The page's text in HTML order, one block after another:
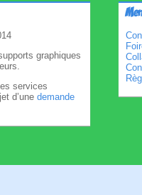
graphiques
services
d’une demande